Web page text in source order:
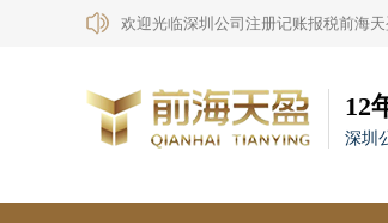
欢迎光临深圳公司注册记账报税前海天
12
深圳